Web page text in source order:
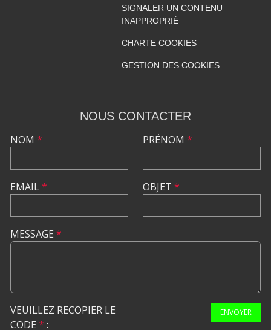
SIGNALER UN CONTENU
INAPPROPRIÉ
CHARTE COOKIES
GESTION DES COOKIES
NOUS CONTACTER
NOM *
EMAIL*
PRÉNOM *
OBJET *
MESSAGE *
VEUILLEZ RECOPIER LE
CODE * :
ENVOYER